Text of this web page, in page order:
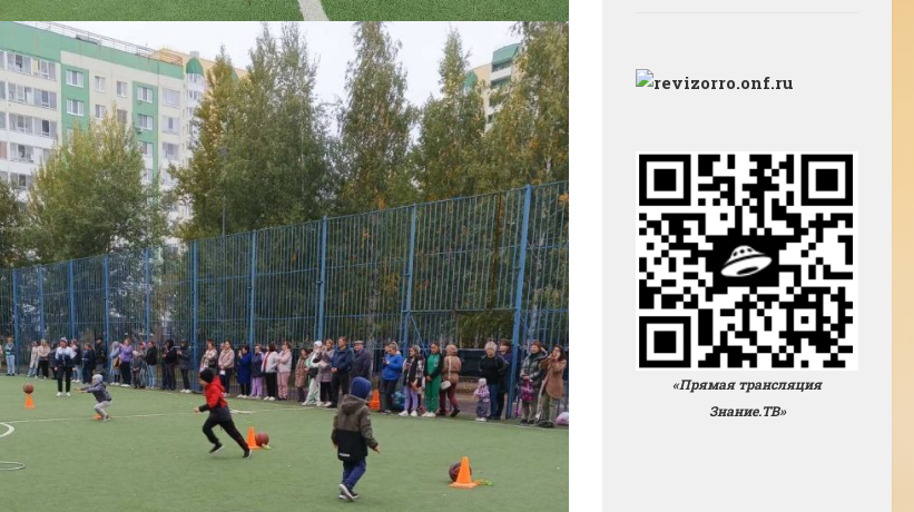
«Прямая трансляция
Знание.ТВ»